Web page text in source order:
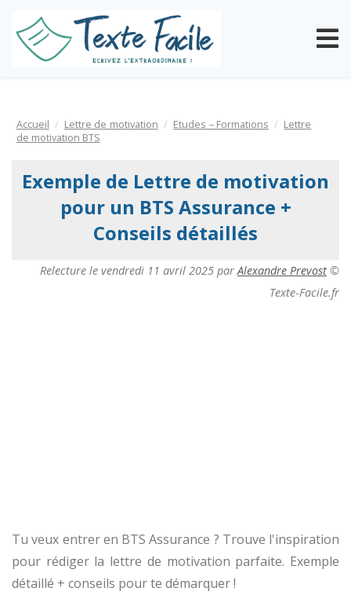
Accueil Lettre de motivation Etudes – Formations
Lettre
de motivation BTS
Exemple de Lettre de motivation
pour un BTS Assurance +
Conseils détaillés
Relecture le vendredi 11 avril 2025 parAlexandre Prevost ©
Texte-Facile.fr
Tu veux entrer en BTS Assurance ? Trouve l'inspiration
pour rédiger la lettre de motivation parfaite. Exemple
détaillé + conseils pour te démarquer !